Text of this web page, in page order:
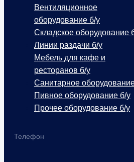
Телефон
Вентиляционное
оборудование б/у
Складское оборудование
Линии раздачи б/у
Мебель для кафе и
ресторанов б/у
Санитарное
Пивное оборудование б/у
Прочее оборудование б/у